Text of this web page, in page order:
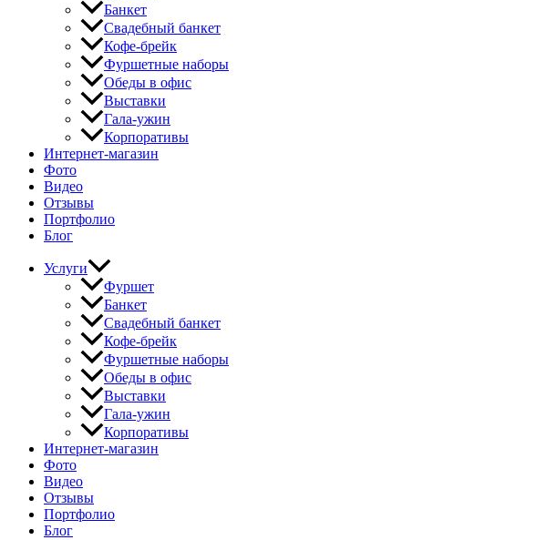
Банкет
Свадебный банкет
Кофе-брейк
Фуршетные наборы
Обеды в офис
Выставки
Гала-ужин
Корпоративы
Интернет-магазин
Фото
Видео
Отзывы
Портфолио
Блог
Услуги
Фуршет
Банкет
Свадебный банкет
Кофе-брейк
Фуршетные наборы
Обеды в офис
Выставки
Гала-ужин
Корпоративы
Интернет-магазин
Фото
Видео
Отзывы
Портфолио
Блог